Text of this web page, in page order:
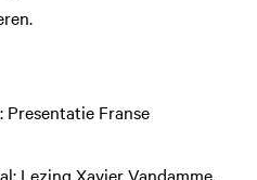
Presentatie Franse
Lezing Xavier Vandamme,